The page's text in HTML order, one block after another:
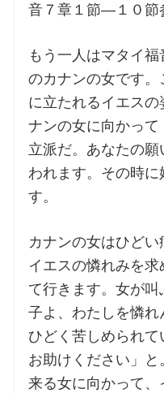
交通・アクセス
音７章１節―１０節
もう一人はマタイ
のカナンの女です
に立たれるイエス
ナンの女に向かっ
立派だ。あなたの
われます。その時
す。
カナンの女はひどい
イエスの憐れみを
て行きます。女が
子よ、わたしを憐
ひどく苦しめられ
お助けください」
来る女に向かって